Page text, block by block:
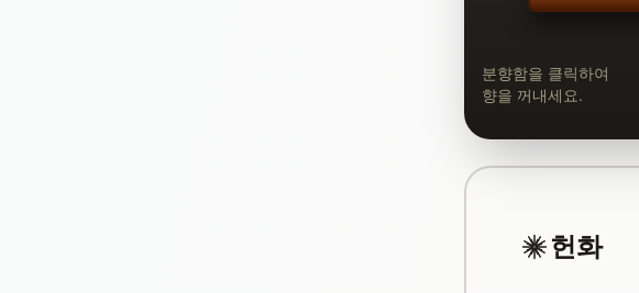
분향함을 클릭하여
향을 꺼내세요.
헌화